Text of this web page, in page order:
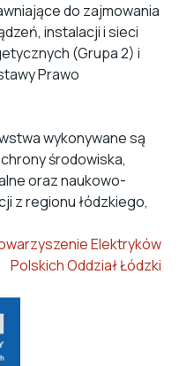
do zajmowania
instalacji i sieci
(Grupa 2) i
Prawo
wykonywane są
środowiska,
oraz naukowo-
z regionu łódzkiego,
Elektryków
Polskich Oddział Łódzki